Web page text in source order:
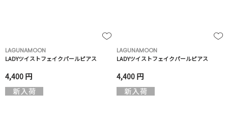
LAGUNAMOON
LADYツイストフェイクパールピアス
4,400 円
LAGUNAMOON
LADYツイストフェイクパールピアス
4,400 円